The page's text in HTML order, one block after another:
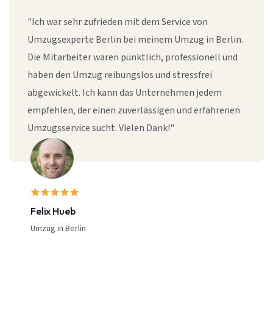
Felix Hueb
Umzug in Berlin
"Ich war sehr zufrieden mit dem Service von
Umzugsexperte Berlin bei meinem Umzug in Berlin.
Die Mitarbeiter waren pünktlich, professionell und
haben den Umzug reibungslos und stressfrei
abgewickelt. Ich kann das Unternehmen jedem
empfehlen, der einen zuverlässigen und erfahrenen
Umzugsservice sucht. Vielen Dank!"